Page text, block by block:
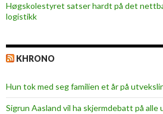
o
o
i
d
Høgskolestyret satser hardt på det
logistikk
KHRONO
Hun tok med seg familien et år på
Sigrun Aasland vil ha skjerm­debatt på